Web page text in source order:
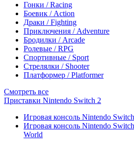
Гонки / Racing
Боевик / Action
Драки / Fighting
Приключения / Adventure
Бродилки / Arcade
Ролевые / RPG
Спортивные / Sport
Стрелялки / Shooter
Платформер / Platformer
Смотреть все
Приставки Nintendo Switch 2
Игровая консоль Nintendo
Игровая консоль Nintendo
World